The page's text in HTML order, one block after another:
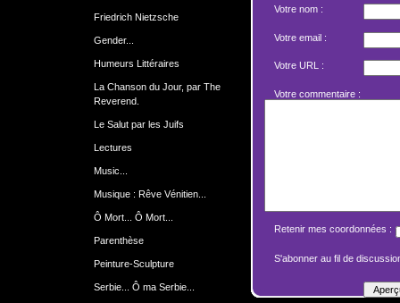
Friedrich Nietzsche
Gender...
Humeurs Littéraires
La Chanson du Jour, par The
Reverend.
Le Salut par les Juifs
Lectures
Music...
Musique : Rêve Vénitien...
Ô Mort... Ô Mort...
Parenthèse
Peinture-Sculpture
Serbie... Ô ma Serbie...
Votre nom :
Votre email :
Votre URL :
Votre commentaire :
Retenir mes coordonnées :
S'abonner au fil de